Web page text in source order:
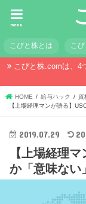
menu
こびと株とは こ
こびと株.comは、4
HOME 給与ハック 資
【上場経理マンが語る】
2019.07.29
【上場経理
か「意味ない